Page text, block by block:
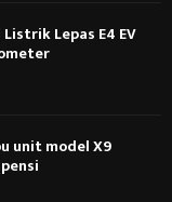
Lepas E4 EV
unit model X9